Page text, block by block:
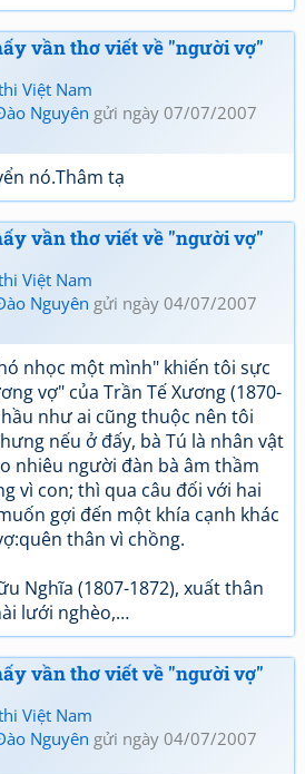
vần thơ viết về "người vợ"
Việt Nam
Nguyên gửi ngày 07/07/2007
nó.Thâm tạ
vần thơ viết về "người vợ"
Việt Nam
Nguyên gửi ngày 04/07/2007
nhọc một mình" khiến tôi sực
vợ" của Trần Tế Xương (1870-
như ai cũng thuộc nên tôi
nếu ở đấy, bà Tú là nhân vật
nhiêu người đàn bà âm thầm
vì con; thì qua câu đối với hai
gợi đến một khía cạnh khác
thân vì chồng.
Nghĩa (1807-1872), xuất thân
lưới nghèo,…
vần thơ viết về "người vợ"
Việt Nam
Nguyên gửi ngày 04/07/2007